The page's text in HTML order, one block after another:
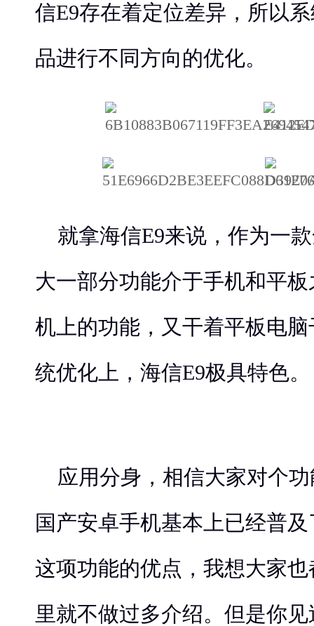
信E9存在着定位差异，所以
品进行不同方向的优化。
就拿海信E9来说，作为一
大一部分功能介于手机和平
机上的功能，又干着平板电
统优化上，海信E9极具特色。
应用分身，相信大家对个
国产安卓手机基本上已经普
这项功能的优点，我想大家
里就不做过多介绍。但是你